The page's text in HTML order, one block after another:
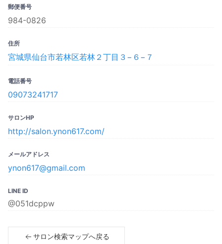
郵便番号
984-0826
住所
宮城県仙台市若林区若林２丁目３−６−７
電話番号
09073241717
サロンHP
http://salon.ynon617.com/
メールアドレス
ynon617@gmail.com
LINE ID
@051dcppw
サロン検索マップへ戻る